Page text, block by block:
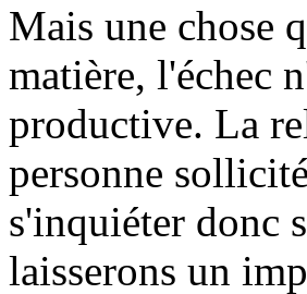
Mais une chose
matière, l'échec
productive. La
personne
s'inquiéter donc
laisserons un